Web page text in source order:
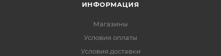
ИНФОРМАЦИЯ
Магазины
Условия оплаты
Условия доставки